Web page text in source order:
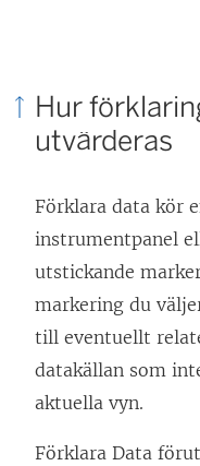
Hur
utvärderas
Förklara data kör
instrumentpanel
utstickande
markering du
till eventuellt
datakällan som
aktuella vyn.
Förklara Data